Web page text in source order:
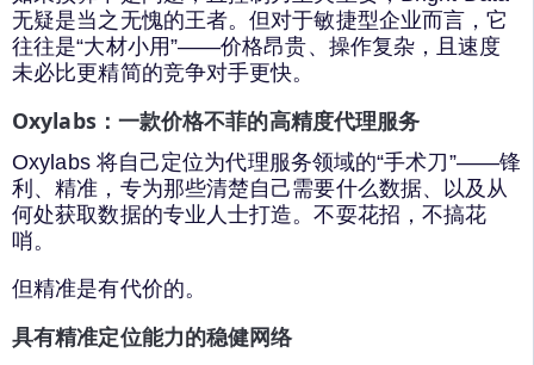
无疑是当之无愧的王者。但对于敏捷型企业而言，它
往往是“大材小用”——价格昂贵、操作复杂，且速度
未必比更精简的竞争对手更快。
Oxylabs：一款价格不菲的高精度代理服务
Oxylabs 将自己定位为代理服务领域的“手术刀”——锋
利、精准，专为那些清楚自己需要什么数据、以及从
何处获取数据的专业人士打造。不耍花招，不搞花
哨。
但精准是有代价的。
具有精准定位能力的稳健网络